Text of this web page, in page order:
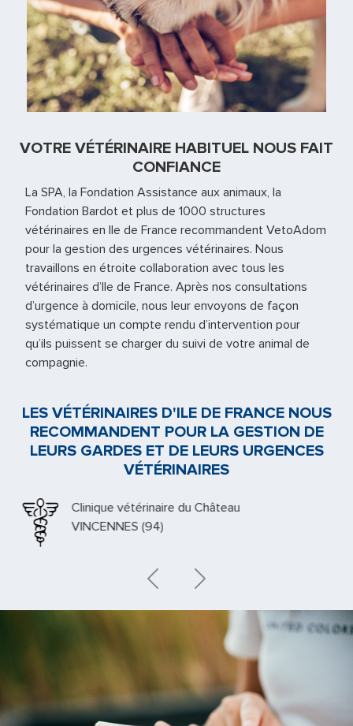
VOTRE VÉTÉRINAIRE HABITUEL NOUS FAIT
CONFIANCE
La SPA, la Fondation Assistance aux animaux, la
Fondation Bardot et plus de 1000 structures
vétérinaires en Ile de France recommandent VetoAdom
pour la gestion des urgences vétérinaires. Nous
travaillons en étroite collaboration avec tous les
vétérinaires d’Ile de France. Après nos consultations
d’urgence à domicile, nous leur envoyons de façon
systématique un compte rendu d’intervention pour
qu’ils puissent se charger du suivi de votre animal de
compagnie.
LES VÉTÉRINAIRES D'ILE DE FRANCE NOUS
RECOMMANDENT POUR LA GESTION DE
LEURS GARDES ET DE LEURS URGENCES
VÉTÉRINAIRES
Clinique vétérinaire du Château
VINCENNES (94)
Previous